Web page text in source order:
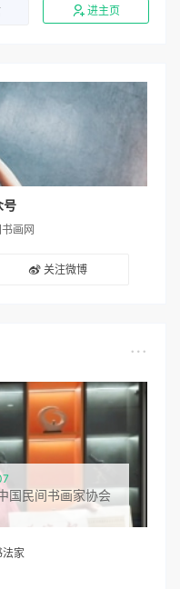
进主页
号
画网
关注微博
国民间书画家协会
家